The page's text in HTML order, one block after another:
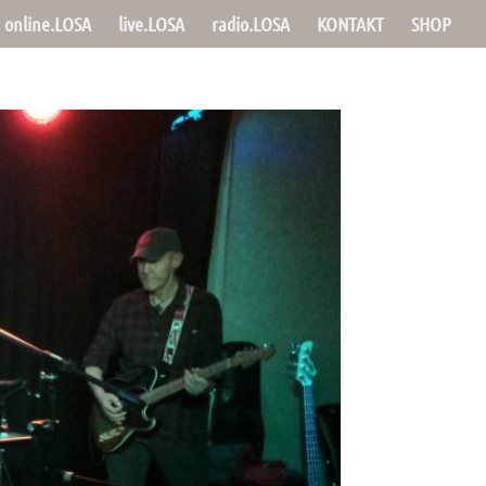
online.LOSA live.LOSA radio.LOSA KONTAKT SHOP